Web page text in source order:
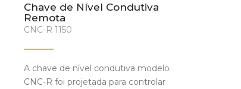
Chave de Nível Condutiva
Remota
CNC-R 1150
A chave de nível condutiva modelo
CNC-R foi projetada para controlar